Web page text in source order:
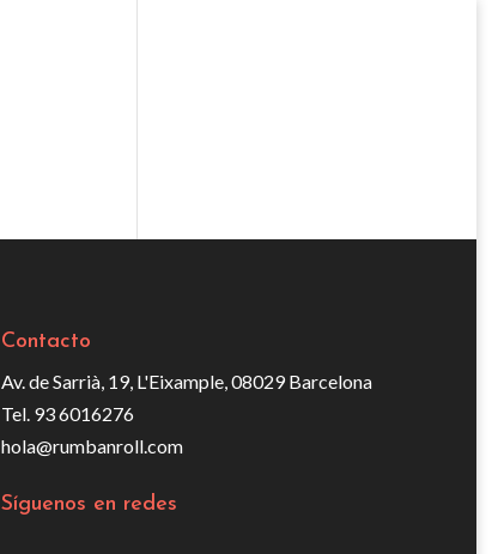
Contacto
Av. de Sarrià, 19, L'Eixample, 08029 Barcelona
Tel. 93 6016276
hola@rumbanroll.com
Síguenos en redes